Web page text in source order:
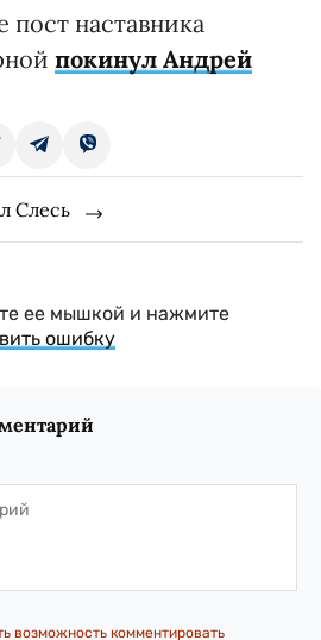
наставника
покинул Андрей
Слесь
ее мышкой и нажмите
ошибку
возможность комментировать